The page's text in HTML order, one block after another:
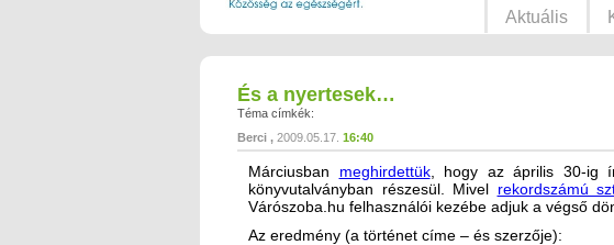
Aktuális
És a nyertesek…
Téma címkék:
Berci
2009.05.17. 16:40
Márciusban meghirdettük, hogy az április 30-ig
könyvutalványban részesül. Mivel rekordszámú
Várószoba.hu felhasználói kezébe adjuk a végső
Az eredmény (a történet címe – és szerzője):